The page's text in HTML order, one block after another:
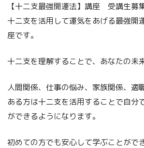
【十二支最強開運法】講座 受講生募
十二支を活用して運気をあげる最強開
座です。
十二支を理解することで、あなたの未
人間関係、仕事の悩み、家族関係、適
ある方は十二支を活用することで自分
ができるようになります。
初めての方でも安心して学ぶことがで